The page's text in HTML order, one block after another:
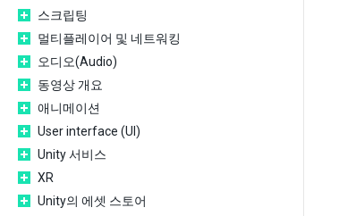
스크립팅
멀티플레이어 및 네트워킹
오디오(Audio)
동영상 개요
애니메이션
User interface (UI)
Unity 서비스
XR
Unity의 에셋 스토어